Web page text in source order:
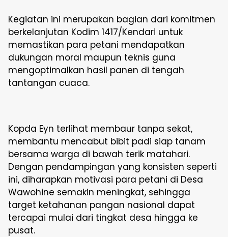
Kegiatan ini merupakan bagian dari komitmen
berkelanjutan Kodim 1417/Kendari untuk
memastikan para petani mendapatkan
dukungan moral maupun teknis guna
mengoptimalkan hasil panen di tengah
tantangan cuaca.
Kopda Eyn terlihat membaur tanpa sekat,
membantu mencabut bibit padi siap tanam
bersama warga di bawah terik matahari.
Dengan pendampingan yang konsisten seperti
ini, diharapkan motivasi para petani di Desa
Wawohine semakin meningkat, sehingga
target ketahanan pangan nasional dapat
tercapai mulai dari tingkat desa hingga ke
pusat.